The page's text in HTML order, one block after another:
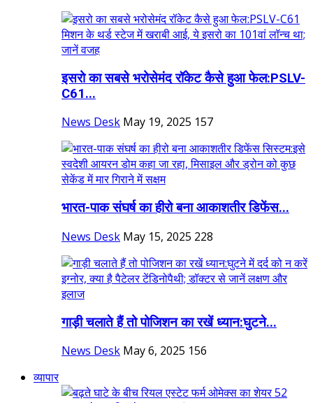
इसरो का सबसे भरोसेमंद रॉकेट कैसे हुआ फेल:PSLV-
C61...
News Desk May 19, 2025 157
भारत-पाक संघर्ष का हीरो बना ​​​​​​​आकाशतीर डिफेंस...
News Desk May 15, 2025 228
गाड़ी चलाते हैं तो पोजिशन का रखें ध्यान:घुटने...
News Desk May 6, 2025 156
व्यापार